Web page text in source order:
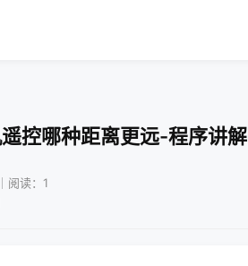
控哪种距离更远-程序讲解
阅读：1